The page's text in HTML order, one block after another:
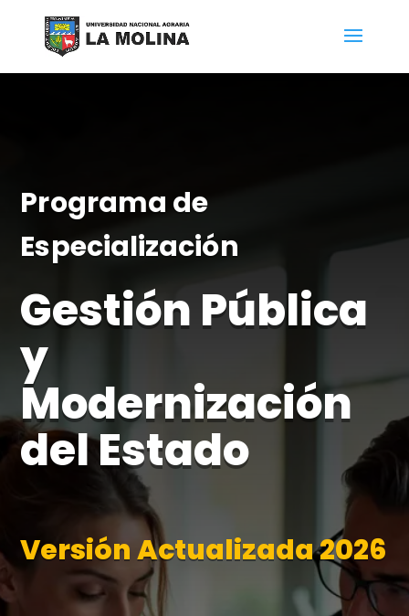
Programa de
Especialización
Gestión Pública
y
Modernización
del Estado
Versión Actualizada 2026